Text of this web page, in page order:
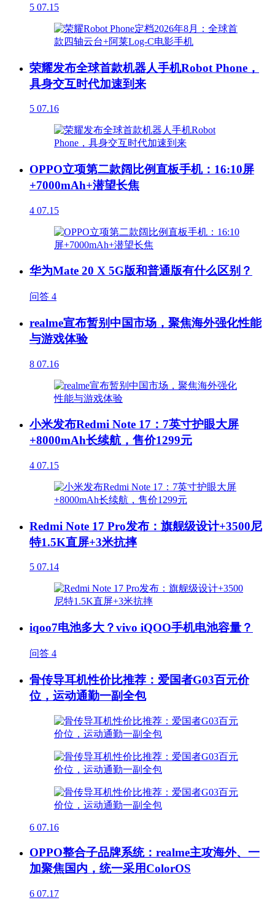
5 07.15
荣耀发布全球首款机器人手机Robot Phone，
具身交互时代加速到来
5 07.16
OPPO立项第二款阔比例直板手机：16:10屏
+7000mAh+潜望长焦
4 07.15
华为Mate 20 X 5G版和普通版有什么区别？
问答 4
realme宣布暂别中国市场，聚焦海外强化性能
与游戏体验
8 07.16
小米发布Redmi Note 17：7英寸护眼大屏
+8000mAh长续航，售价1299元
4 07.15
Redmi Note 17 Pro发布：旗舰级设计+3500尼
特1.5K直屏+3米抗摔
5 07.14
iqoo7电池多大？vivo iQOO手机电池容量？
问答 4
骨传导耳机性价比推荐：爱国者G03百元价
位，运动通勤一副全包
6 07.16
OPPO整合子品牌系统：realme主攻海外、一
加聚焦国内，统一采用ColorOS
6 07.17